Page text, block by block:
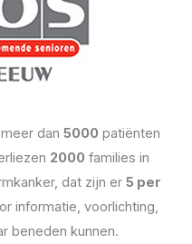
dan 5000 patiënten
2000 families in
dat zijn er 5 per
informatie, voorlichting,
beneden kunnen.